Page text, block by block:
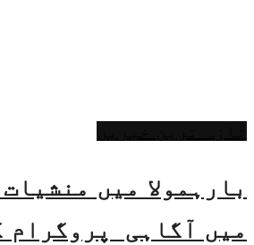
بارہمولا میں
میں آگاہی پروگرام